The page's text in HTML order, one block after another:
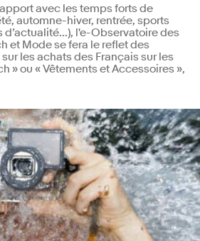
avec les temps forts de
automne-hiver, rentrée, sports
l'e-Observatoire des
et Mode se fera le reflet des
les achats des Français sur les
» ou « Vêtements et Accessoires »,